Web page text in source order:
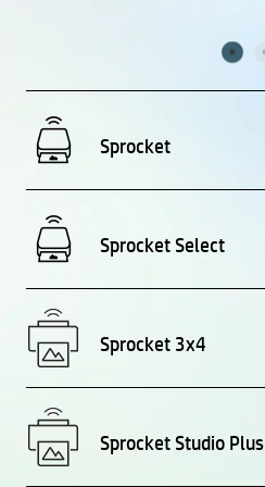
Sprocket
Sprocket Select
Sprocket 3x4
Sprocket Studio Plus